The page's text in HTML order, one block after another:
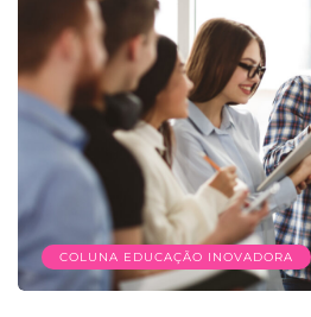
COLUNA EDUCAÇÃO INOVADORA